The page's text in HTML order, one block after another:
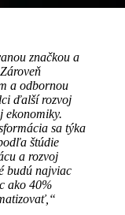
značkou a
a odbornou
ďalší rozvoj
ekonomiky.
sa týka
štúdie
a rozvoj
budú najviac
ako 40%